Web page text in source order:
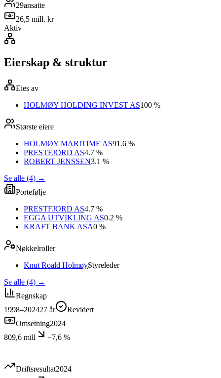
29ansatte
26,5 mill. kr
Aktiv
Eierskap & struktur
Eies av
HOLMØY HOLDING INVEST AS100 %
Største eiere
HOLMØY MARITIME AS91.6 %
PRESTFJORD AS4.7 %
ROBERT JENSSEN3.1 %
Se alle (4) →
Portefølje
PRESTFJORD AS4.7 %
EGGA UTVIKLING AS0.2 %
KRAFT BANK ASA0 %
Nøkkelroller
Knut Roald HolmøyStyreleder
Se alle (4) →
Regnskap
1998–202427 år
Revidert
Omsetning2024
809,6 mill
−7,6 %
Driftsresultat2024